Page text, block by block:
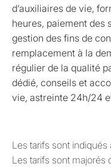
d’auxiliaires de vie,
heures, paiement des
gestion des fins de
remplacement à la
régulier de la qualité
dédié, conseils et
vie, astreinte 24h/24
Les tarifs sont
Les tarifs sont